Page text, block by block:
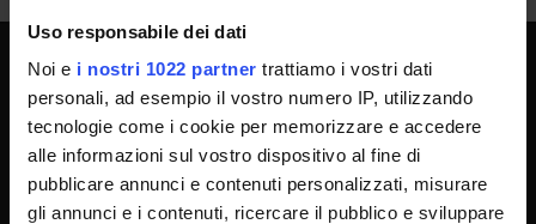
Uso responsabile dei dati
Noi e i nostri 1022 partner trattiamo i vostri dati
personali, ad esempio il vostro numero IP, utilizzando
tecnologie come i cookie per memorizzare e accedere
alle informazioni sul vostro dispositivo al fine di
pubblicare annunci e contenuti personalizzati, misurare
gli annunci e i contenuti, ricercare il pubblico e sviluppare
UNIVERSITY SERVICES
Transparency